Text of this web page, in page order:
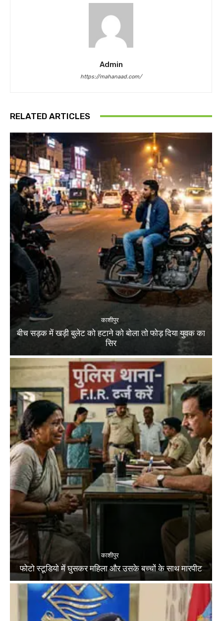
Admin
https://mahanaad.com/
RELATED ARTICLES
काशीपुर
बीच सड़क में खड़ी बुलेट को हटाने को बोला तो फोड़ दिया युवक का
सिर
काशीपुर
फोटो स्टूडियो में घुसकर महिला और उसके बच्चों के साथ मारपीट